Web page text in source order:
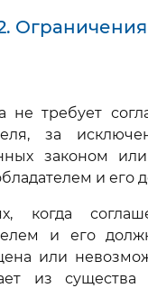
не требует
за
законом
и его
когда
и его
или
из существа